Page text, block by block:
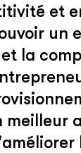
et
la